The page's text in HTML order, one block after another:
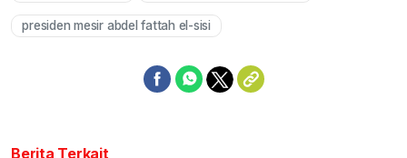
presiden mesir abdel fattah el-sisi
Berita Terkait